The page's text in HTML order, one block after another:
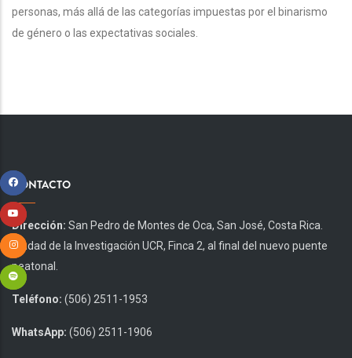
personas, más allá de las categorías impuestas por el binarismo
de género o las expectativas sociales.
CONTACTO
Dirección: San Pedro de Montes de Oca, San José, Costa Rica.
Ciudad de la Investigación UCR, Finca 2, al final del nuevo puente
peatonal.
Teléfono: (506) 2511-1953
WhatsApp: (506) 2511-1906